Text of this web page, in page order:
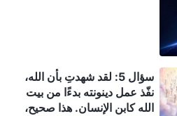
سؤال 5: لقد شهدتِ بأن الله،
نفّذ عمل دينونته بدءًا من بيت
الله كابن الإنسان. هذا صحيح،